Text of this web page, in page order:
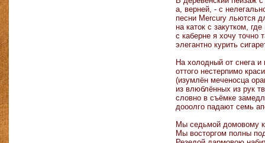
а, верней, - с
песни Mercury льются
на каток с закутком,
с каберне я хочу точно
элегантно курить
На холодный от снега
оттого нестерпимо
(изумлён меченосца
из влюблённых из рук
словно в съёмке
дооолго падают семь
Мы седьмой домовому
Мы восторгом полны